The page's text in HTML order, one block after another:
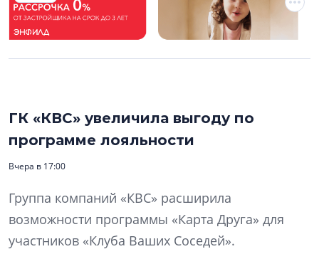
ГК «КВС» увеличила выгоду по
программе лояльности
Вчера в 17:00
Группа компаний «КВС» расширила
возможности программы «Карта Друга» для
участников «Клуба Ваших Соседей».